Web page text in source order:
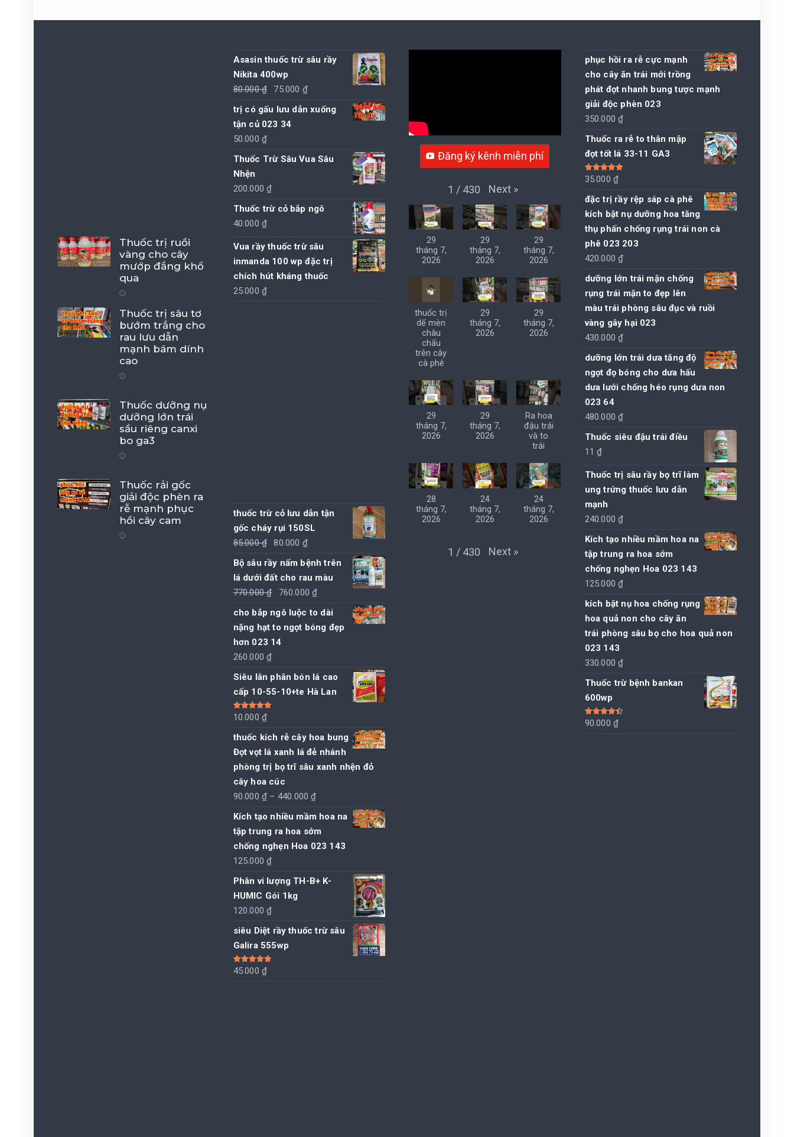
Thuốc trị ruồi
vàng cho cây
mướp đắng khổ
qua
Thuốc trị sâu tơ
bướm trắng cho
rau lưu dẫn
mạnh bám dính
cao
Thuốc dưỡng nụ
dưỡng lớn trái
sầu riêng canxi
bo ga3
Thuốc rải gốc
giải độc phèn ra
rễ mạnh phục
hồi cây cam
Asasin thuốc trừ sâu rầy
Nikita 400wp
80.000₫
Giá
gốc
là:
75.000 ₫
hiện
trị có gấu lưu dẫn xuống
tận củ 023 34
50.000 ₫
Thuốc Trừ Sâu Vua Sâu
Nhện
200.000₫
Thuốc trừ cỏ bắp ngô
40.000 ₫
Vua rầy thuốc trừ sâu
inmanda 100 wp đặc trị
chích hút kháng thuốc
25.000 ₫
thuốc trừ cỏ lưu dẫn tận
gốc cháy rụi 150SL
85.000₫
Giá
gốc
là:
85.000 ₫.
80.000 ₫
hiện
là:
Bộ sâu rầy nấm bệnh trên
lá dưới đất cho rau màu
770.000₫
Giá
gốc
770.000 ₫.
760.000₫
hiện
cho bắp ngô luộc to dài
nặng hạt to ngọt bóng đẹp
hơn 023 14
260.000₫
Siêu lân phân bón lá cao
cấp 10-55-10+te Hà Lan
Được xếp
hạng5.005
10.000 ₫
thuốc kích rễ cây hoa bung
Đọt vọt lá xanh lá đẻ nhánh
phòng trị bọ trĩ sâu xanh nhện đỏ
cây hoa cúc
90.000 ₫ – 440.000₫Khoảng
giá:
90.000 ₫
Kích tạo nhiều mầm hoa na
tập trung ra hoa sớm
chống nghẹn Hoa 023 143
125.000₫
Phân vi lượng TH-B+ K-
HUMIC Gói 1kg
120.000₫
siêu Diệt rầy thuốc trừ sâu
Galira 555wp
Được xếp
hạng5.005
45.000 ₫
Đăng ký kênh miễn phí
1 / 430 Next »
29
tháng 7,
2026
29
tháng 7,
2026
29
tháng 7,
2026
thuốc trị
dế mèn
châu
chấu
trên cây
cà phê
29
tháng 7,
2026
29
tháng 7,
2026
29
tháng 7,
2026
29
tháng 7,
2026
Ra hoa
đậu trái
và to
trái
28
tháng 7,
2026
24
tháng 7,
2026
24
tháng 7,
2026
1 / 430 Next »
phục hồi ra rễ cực mạnh
cho cây ăn trái mới trồng
phát đọt nhanh bung tược mạnh
giải độc phèn 023
350.000₫
Thuốc ra rễ to thân mập
đọt tốt lá 33-11 GA3
Được xếp
hạng5.005
35.000 ₫
đặc trị rầy rệp sáp cà phê
kích bật nụ dưỡng hoa tăng
thụ phấn chống rụng trái non cà
phê 023 203
420.000₫
dưỡng lớn trái mận chống
rụng trái mận to đẹp lên
màu trái phòng sâu đục và ruồi
vàng gây hại 023
430.000₫
dưỡng lớn trái dưa tăng độ
ngọt đọ bóng cho dưa hấu
dưa lưới chống héo rụng dưa non
023 64
480.000₫
Thuốc siêu đậu trái điều
11₫
Thuốc trị sâu rầy bọ trĩ làm
ung trứng thuốc lưu dẫn
mạnh
240.000₫
Kích tạo nhiều mầm hoa na
tập trung ra hoa sớm
chống nghẹn Hoa 023 143
125.000₫
kích bật nụ hoa chống rụng
hoa quả non cho cây ăn
trái phòng sâu bọ cho hoa quả non
023 143
330.000₫
Thuốc trừ bệnh bankan
600wp
Được xếp
hạng4.50
90.000 ₫